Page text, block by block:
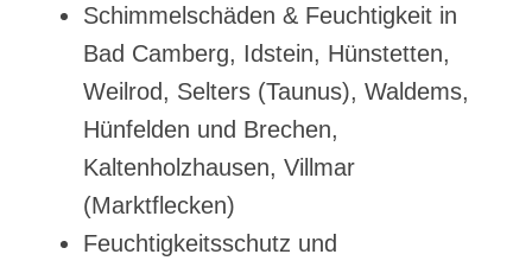
Schimmelschäden & Feuchtigkeit in
Bad Camberg, Idstein, Hünstetten,
Weilrod, Selters (Taunus), Waldems,
Hünfelden und Brechen,
Kaltenholzhausen, Villmar
(Marktflecken)
Feuchtigkeitsschutz und